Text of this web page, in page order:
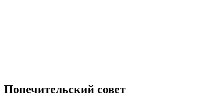
Попечительский совет